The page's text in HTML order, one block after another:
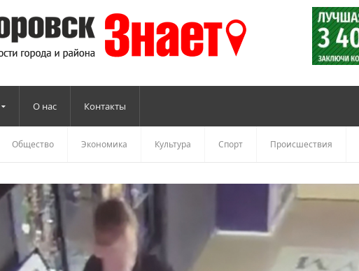
О нас Контакты
Общество Экономика Культура Спорт Происшествия